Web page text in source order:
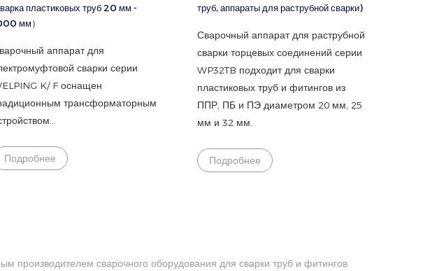
пластиковых труб 20 мм -
мм）
аппарат для
сварки серии
K/ F оснащен
трансформаторным
Подробнее
труб, аппараты для раструбной сварки)
Сварочный аппарат для раструбной
сварки торцевых соединений серии
WP32TB подходит для сварки
пластиковых труб и фитингов из
ППР, ПБ и ПЭ диаметром 20 мм, 25
мм и 32 мм.
Подробнее
производителем сварочного оборудования для сварки труб и фитингов